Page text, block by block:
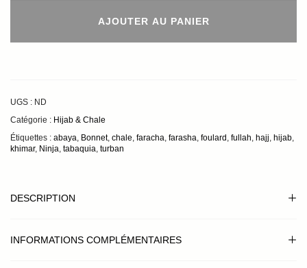
AJOUTER AU PANIER
UGS : ND
Catégorie : Hijab & Chale
Étiquettes : abaya, Bonnet, chale, faracha, farasha, foulard, fullah, hajj, hijab,
khimar, Ninja, tabaquia, turban
DESCRIPTION
INFORMATIONS COMPLÉMENTAIRES